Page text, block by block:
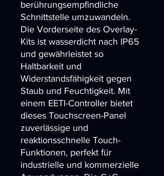
berührungsempfindliche
Schnittstelle umzuwandeln.
Die Vorderseite des Overlay-
Kits ist wasserdicht nach IP65
und gewährleistet so
Haltbarkeit und
Widerstandsfähigkeit gegen
Staub und Feuchtigkeit. Mit
einem EETI-Controller bietet
dieses Touchscreen-Panel
zuverlässige und
reaktionsschnelle Touch-
Funktionen, perfekt für
industrielle und kommerzielle